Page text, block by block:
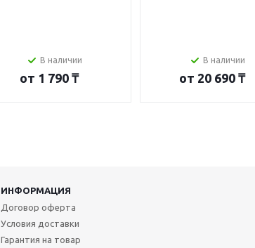
В наличии
от 1 790 ₸
В наличии
от 20 690 ₸
ИНФОРМАЦИЯ
Договор оферта
Условия доставки
Гарантия на товар